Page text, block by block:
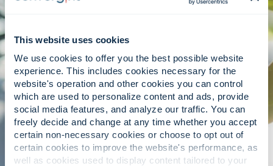
This website uses cookies
We use cookies to offer you the best possible website
experience. This includes cookies necessary for the
website's operation and other cookies you can control
which are used to personalize content and ads, provide
social media features, and analyze our traffic. You can
freely decide and change at any time whether you accept
certain non-necessary cookies or choose to opt out of
certain cookies to improve the website's performance, as
well as cookies used to display content tailored to your
Crecimiento responsable.
La sostenibilidad comienza desde dentro, y en